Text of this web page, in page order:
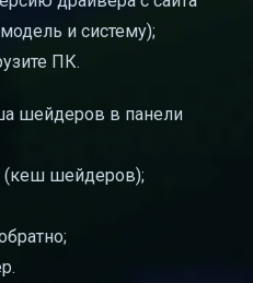
и систему);
ПК.
шейдеров в панели
(кеш шейдеров);